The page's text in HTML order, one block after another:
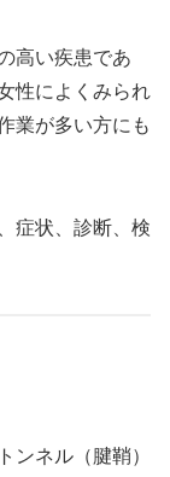
高い疾患であ
性によくみられ
業が多い方にも
症状、診断、検
ンネル（腱鞘）